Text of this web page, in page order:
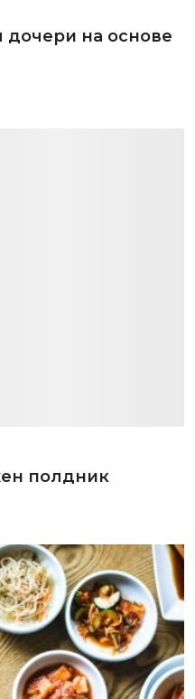
на основе
полдник